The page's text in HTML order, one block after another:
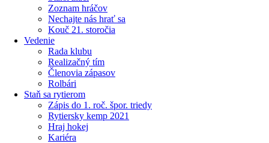
Zoznam hráčov
Nechajte nás hrať sa
Kouč 21. storočia
Vedenie
Rada klubu
Realizačný tím
Členovia zápasov
Rolbári
Staň sa rytierom
Zápis do 1. roč. špor. triedy
Rytiersky kemp 2021
Hraj hokej
Kariéra